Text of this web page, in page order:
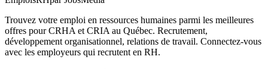
Trouvez votre emploi en ressources humaines parmi les meilleures
offres pour CRHA et CRIA au Québec. Recrutement,
développement organisationnel, relations de travail. Connectez-vous
avec les employeurs qui recrutent en RH.